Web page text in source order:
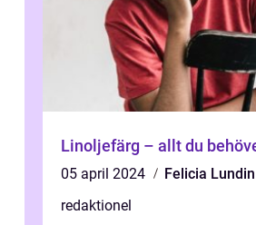
Linoljefärg – allt du
05 april 2024
Felicia Lundin
redaktionel